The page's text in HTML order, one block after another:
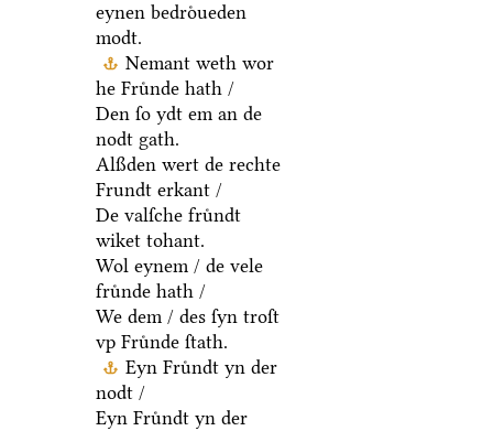
eynen bedroͤueden
modt.
Nemant weth wor
he Fruͤnde hath /
Den ſo ydt em an de
nodt gath.
Alßden wert de rechte
Frundt erkant /
De valſche fruͤndt
wiket tohant.
Wol eynem / de vele
fruͤnde hath /
We dem / des ſyn troſt
vp Fruͤnde ſtath.
Eyn Fruͤndt yn der
nodt /
Eyn Fruͤndt yn der